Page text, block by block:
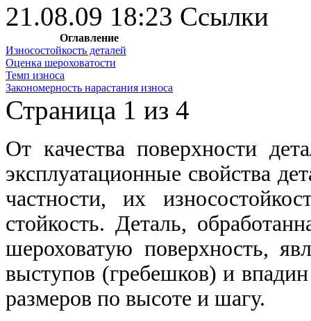
21.08.09 18:23 Ссылки
Оглавление
Износостойкость деталей
Оценка шероховатости
Темп износа
Закономерность нарастания износа
Страница 1 из 4
От качества поверхности
эксплуатационные свойства
частности, их
стойкость. Деталь,
шероховатую поверхность,
выступов (гребешков) и
размеров по высоте и шагу.